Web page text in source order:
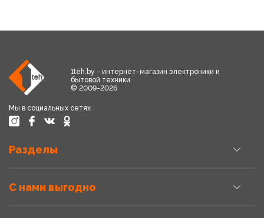
1teh.by - интернет-магазин электроники и
бытовой техники
© 2009-2026
Мы в социальных сетях
Разделы
С нами выгодно